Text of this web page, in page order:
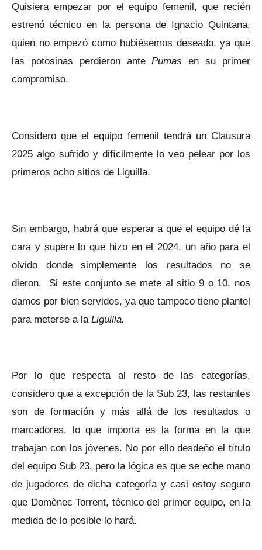
Quisiera empezar por el equipo femenil, que recién
estrenó técnico en la persona de Ignacio Quintana,
quien no empezó como hubiésemos deseado, ya que
las potosinas perdieron antePumas en su primer
compromiso.
Considero que el equipo femenil tendrá un Clausura
2025 algo sufrido y difícilmente lo veo pelear por los
primeros ocho sitios de Liguilla.
Sin embargo, habrá que esperar a que el equipo dé la
cara y supere lo que hizo en el 2024, un año para el
olvido donde simplemente los resultados no se
dieron. Si este conjunto se mete al sitio 9 o 10, nos
damos por bien servidos, ya que tampoco tiene plantel
para meterse a la Liguilla.
Por lo que respecta al resto de las categorías,
considero que a excepción de la Sub 23, las restantes
son de formación y más allá de los resultados o
marcadores, lo que importa es la forma en la que
trabajan con los jóvenes. No por ello desdeño el título
del equipo Sub 23, pero la lógica es que se eche mano
de jugadores de dicha categoría y casi estoy seguro
que Domènec Torrent, técnico del primer equipo, en la
medida de lo posible lo hará.